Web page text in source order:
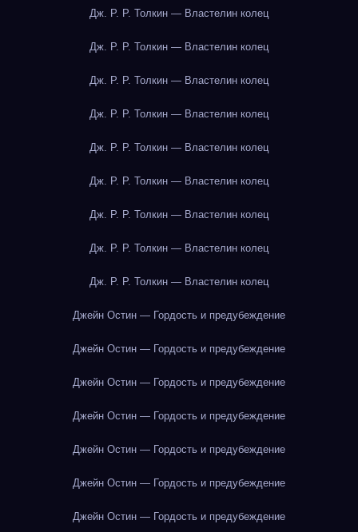
Дж. Р. Р. Толкин — Властелин колец
Дж. Р. Р. Толкин — Властелин колец
Дж. Р. Р. Толкин — Властелин колец
Дж. Р. Р. Толкин — Властелин колец
Дж. Р. Р. Толкин — Властелин колец
Дж. Р. Р. Толкин — Властелин колец
Дж. Р. Р. Толкин — Властелин колец
Дж. Р. Р. Толкин — Властелин колец
Дж. Р. Р. Толкин — Властелин колец
Джейн Остин — Гордость и предубеждение
Джейн Остин — Гордость и предубеждение
Джейн Остин — Гордость и предубеждение
Джейн Остин — Гордость и предубеждение
Джейн Остин — Гордость и предубеждение
Джейн Остин — Гордость и предубеждение
Джейн Остин — Гордость и предубеждение